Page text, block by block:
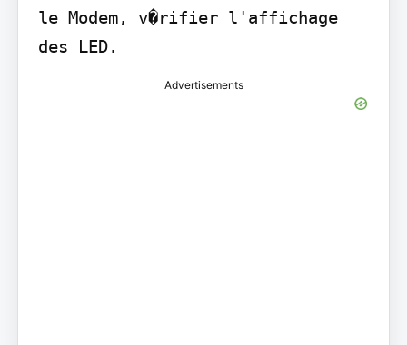
le Modem, v�rifier l'affichage
des LED.
Advertisements